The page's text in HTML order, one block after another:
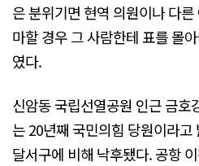
은 분위기면 현역 의원이나 다
마할 경우 그 사람한테 표를 몰
였다.
신암동 국립선열공원 인근 금호
는 20년째 국민의힘 당원이라
달서구에 비해 낙후됐다. 공항